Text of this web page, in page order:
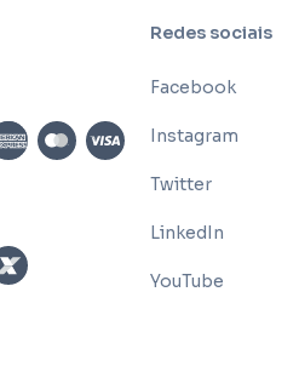
Redes sociais
Facebook
Instagram
Twitter
LinkedIn
YouTube